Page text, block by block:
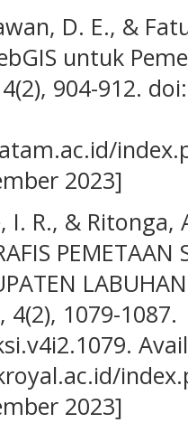
D. E., &
untuk
904-912.
2023]
R., & Ritonga,
PEMETAAN
4(2), 1079-1087.
2023]